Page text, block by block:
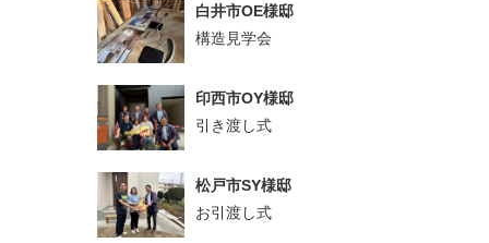
白井市OE様邸
構造見学会
印西市OY様邸
引き渡し式
松戸市SY様邸
お引渡し式